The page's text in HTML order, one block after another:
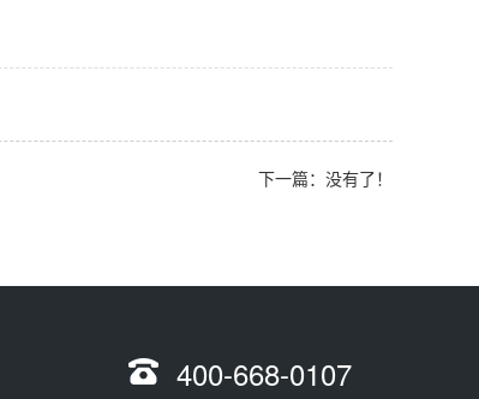
下一篇：没有了！
400-668-0107